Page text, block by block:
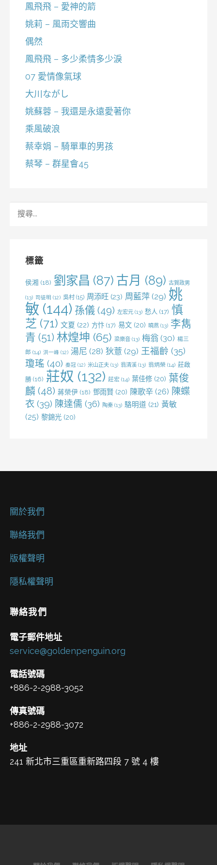
鳳飛飛 – 愛神的箭
姚莉 – 風雨交響曲
偶然
鳳飛飛 – 多少柔情多少淚
07 愛情像氣球
大川ながし
姚蘇蓉 – 我還是永遠愛著你
乘風破浪
蔡幸娟 – 騎單車的男孩
蔡琴 – 群星會45
標籤
侯湘 (18) 劉家昌 (87) 古月 (89) 古賀政男
(13) 司徒明 (12) 吳村 (15) 周添旺 (23) 周藍萍 (29) 姚
敏 (144) 孫儀 (49) 左宏元 (13) 愁人 (17) 慎
芝 (71) 文夏 (22) 方忭 (17) 易文 (20) 曉燕 (13) 李雋
青 (51) 林煌坤 (65) 梁樂音 (13) 梅翁 (30) 楊三
郎 (14) 洪一峰 (12) 湯尼 (28) 狄薏 (29) 王福齡 (35)
瓊瑤 (40) 秦冠 (12) 米山正夫 (13) 翁清溪 (13) 翁炳榮 (14) 莊啟
勝 (16) 莊奴 (132) 莊宏 (14) 葉佳修 (20) 葉俊
麟 (48) 蔣榮伊 (18) 鄧雨賢 (20) 陳歌辛 (26) 陳蝶
衣 (39) 陳達儒 (36) 陶秦 (13) 駱明道 (21) 黃敏
(25) 黎錦光 (20)
關於我們
聯絡我們
版權聲明
隱私權聲明
聯絡我們
電子郵件地址
service@goldenpenguin.org
電話號碼
+886-2-2988-3052
傳真號碼
+886-2-2988-3072
地址
241 新北市三重區重新路四段 7 號 4 樓